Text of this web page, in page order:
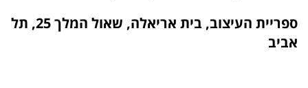
ספריית העיצוב, בית אריאלה,
שאול המלך 25, תל
אביב